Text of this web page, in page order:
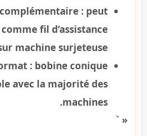
: peut
fil d’assistance
machine surjeteuse.
: bobine conique
avec la majorité des
machines.
« `